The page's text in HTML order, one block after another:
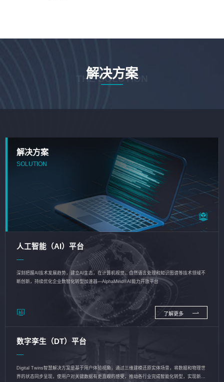
解决方案
THE SOLUTION
解决方案
SOLUTION
人工智能（AI）平台
深刻把握AI技术发展趋势，建立AI生态，在计算机视觉、自然语言处理和知识图谱等技术领域不
断创新，持续优化企业数智化转型加速器—AlphaMind®AI能力开放平台
了解更多
数字孪生（DT）平台
Digital Twins智慧解决方案是基于用户体验视角，通过三维建模还原实体场景，将数据和物理世
界的状态同步呈现，使用户对关键数据有更直观的感受，推动各行业完成智能化转型，实现新旧